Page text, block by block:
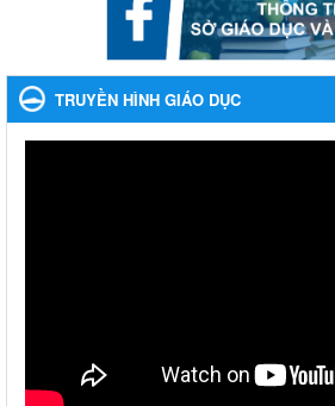
Ngày ban hành: 22/11/2023
Phát động, triển khai Cuộc thi " An
cười ngày mai" dành cho học sinh và
năm học 2023-2024
Phát động, triển khai Cuộc thi " An toàn
Nhắc nhỡ thực hiện thanh toán
khoản thu trong nhà trường năm học
Ngày ban hành: 27/09/2023
TRUYỀN HÌNH GIÁO DỤC